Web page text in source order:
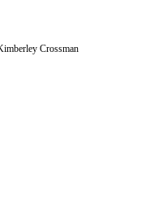
Crossman